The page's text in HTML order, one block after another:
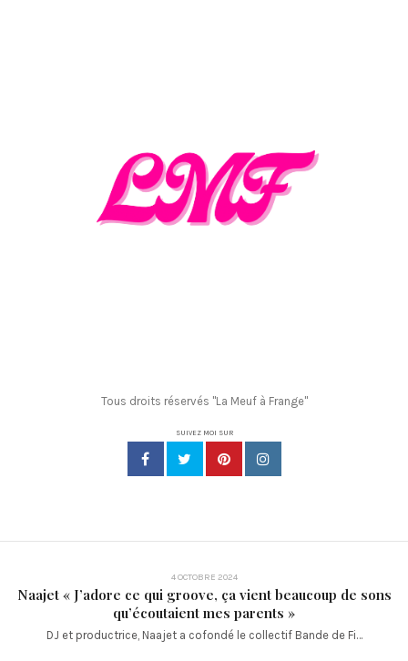
Tous droits réservés "La Meuf à Frange"
SUIVEZ MOI SUR
4 OCTOBRE 2024
Naajet « J’adore ce qui groove, ça vient beaucoup de sons
qu’écoutaient mes parents »
DJ et productrice, Naajet a cofondé le collectif Bande de Fi…